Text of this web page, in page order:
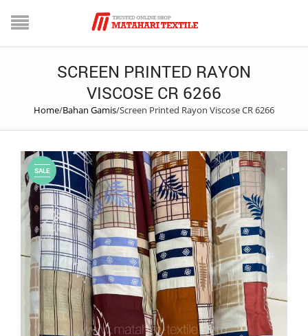
SCREEN PRINTED RAYON
VISCOSE CR 6266
Home/Bahan Gamis/Screen Printed Rayon Viscose CR 6266
SALE